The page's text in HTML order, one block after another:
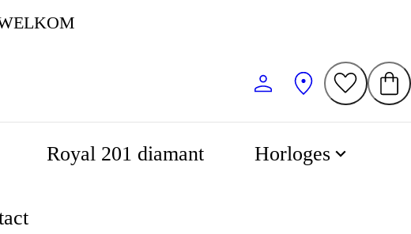
Royal 201 diamant Horloges